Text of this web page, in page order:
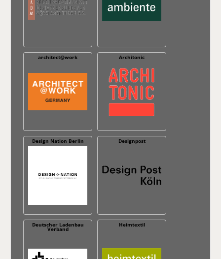
architect@work Architonic
Design Nation Berlin Designpost
Deutscher Ladenbau
Verband
Heimtextil